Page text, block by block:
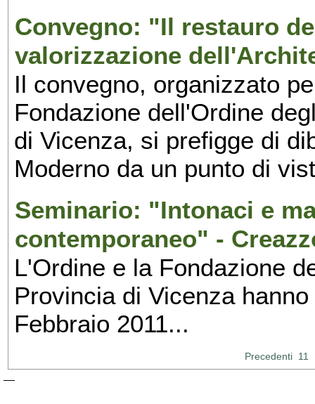
Convegno: "Il restauro
valorizzazione
Il convegno, organizzato
Fondazione dell'Ordine
di Vicenza, si prefigge di
Moderno da un punto di
Seminario: "Intonaci e
contemporaneo" -
L'Ordine e la Fondazione
Provincia di Vicenza
Febbraio 2011...
Precedenti 11